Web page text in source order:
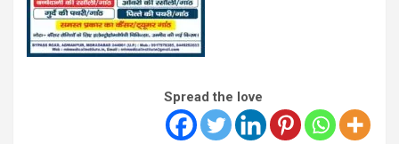
Spread the love